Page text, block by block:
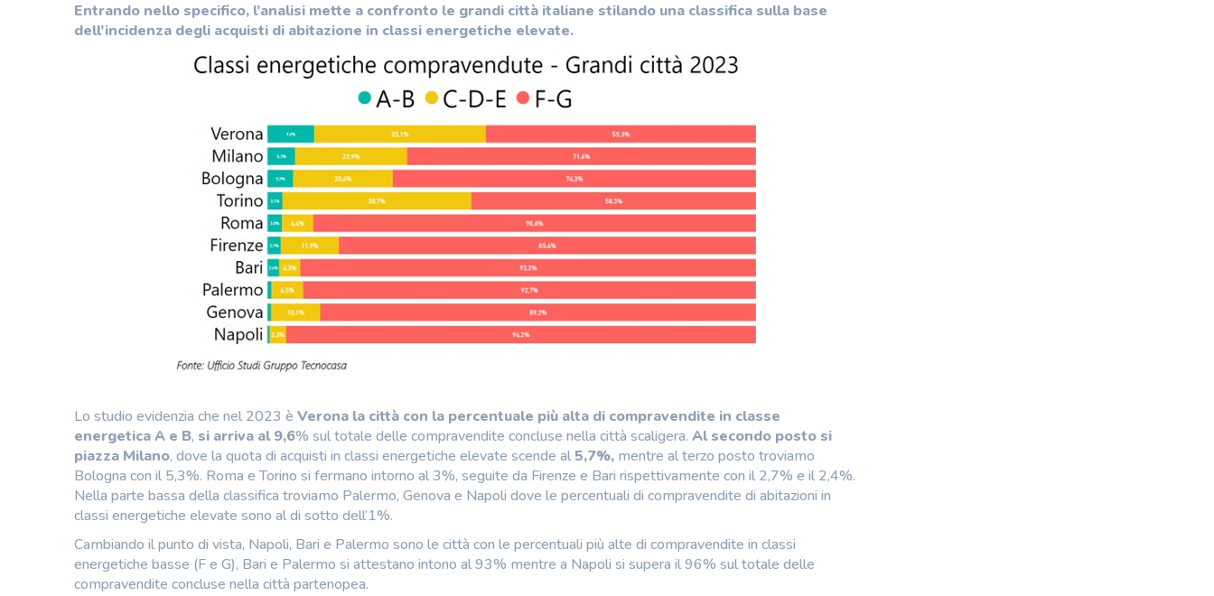
Entrando nello specifico, l’analisi mette a confronto le grandi città italiane stilando una classifica sulla base
dell’incidenza degli acquisti di abitazione in classi energetiche elevate.
Lo studio evidenzia che nel 2023 è Verona la città con la percentuale più alta di compravendite in classe
energetica A e B, si arriva al 9,6% sul totale delle compravendite concluse nella città scaligera. Al secondo posto si
piazza Milano, dove la quota di acquisti in classi energetiche elevate scende al 5,7%, mentre al terzo posto troviamo
Bologna con il 5,3%. Roma e Torino si fermano intorno al 3%, seguite da Firenze e Bari rispettivamente con il 2,7% e il 2,4%.
Nella parte bassa della classifica troviamo Palermo, Genova e Napoli dove le percentuali di compravendite di abitazioni in
classi energetiche elevate sono al di sotto dell’1%.
Cambiando il punto di vista, Napoli, Bari e Palermo sono le città con le percentuali più alte di compravendite in classi
energetiche basse (F e G), Bari e Palermo si attestano intono al 93% mentre a Napoli si supera il 96% sul totale delle
compravendite concluse nella città partenopea.